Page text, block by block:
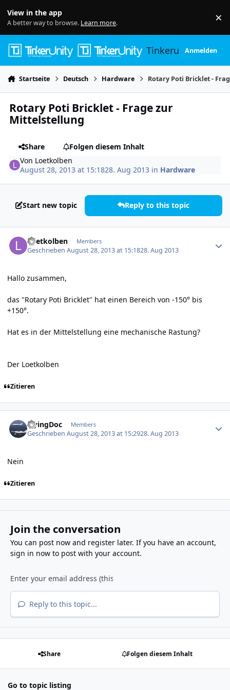
View in the app
A better way to browse. Learn more. ×
TinkerunityAnmelden
Startseite Deutsch Hardware Rotary Poti Bricklet -
Rotary Poti Bricklet - Frage zur
Mittelstellung
Share
Folgen diesem Inhalt
Von Loetkolben
August 28, 2013 at 15:1828. Aug 2013 in Hardware
Start new topic Reply to this topic
Loetkolben Members
GeschriebenAugust 28, 2013 at 15:1828. Aug 2013
Hallo zusammen,
das "Rotary Poti Bricklet" hat einen Bereich von -150° bis
+150°.
Hat es in der Mittelstellung eine mechanische Rastung?
Der Loetkolben
Zitieren
FlyingDoc Members
GeschriebenAugust 28, 2013 at 15:2928. Aug 2013
Nein
Zitieren
Join the conversation
You can post now and register later. If you have an account,
sign in nowto post with your account.
Reply to this topic...
Share Folgen diesem Inhalt
Go to topic listing